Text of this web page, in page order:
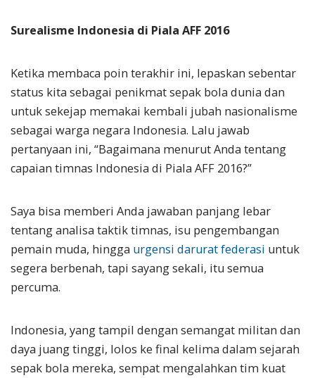
Surealisme Indonesia di Piala AFF 2016
Ketika membaca poin terakhir ini, lepaskan sebentar
status kita sebagai penikmat sepak bola dunia dan
untuk sekejap memakai kembali jubah nasionalisme
sebagai warga negara Indonesia. Lalu jawab
pertanyaan ini, “Bagaimana menurut Anda tentang
capaian timnas Indonesia di Piala AFF 2016?”
Saya bisa memberi Anda jawaban panjang lebar
tentang analisa taktik timnas, isu pengembangan
pemain muda, hingga urgensi darurat federasi untuk
segera berbenah, tapi sayang sekali, itu semua
percuma.
Indonesia, yang tampil dengan semangat militan dan
daya juang tinggi, lolos ke final kelima dalam sejarah
sepak bola mereka, sempat mengalahkan tim kuat